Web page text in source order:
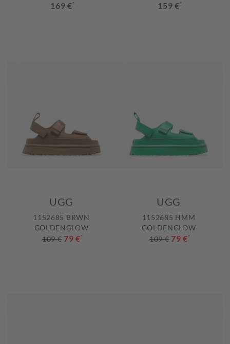
169 €* 159 €*
UGG
1152685 BRWN
GOLDENGLOW
109 € 79 €*
UGG
1152685 HMM
GOLDENGLOW
109 € 79 €*